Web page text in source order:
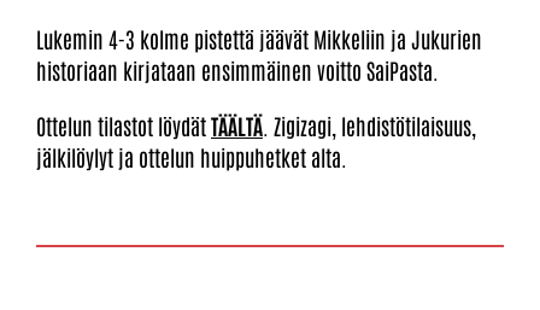
Lukemin 4-3 kolme pistettä jäävät Mikkeliin ja Jukurien
historiaan kirjataan ensimmäinen voitto SaiPasta.
Ottelun tilastot löydätTÄÄLTÄ . Zigizagi, lehdistötilaisuus,
jälkilöylyt ja ottelun huippuhetket alta.